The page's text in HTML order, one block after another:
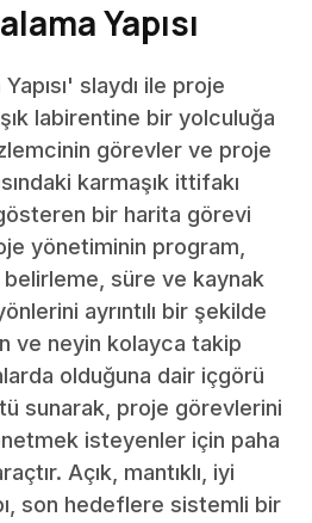
Yapısı
slaydı ile proje
labirentine bir yolculuğa
görevler ve proje
karmaşık ittifakı
bir harita görevi
yönetiminin program,
süre ve kaynak
ayrıntılı bir şekilde
ve neyin kolayca takip
olduğuna dair içgörü
sunarak, proje görevlerini
isteyenler için paha
Açık, mantıklı, iyi
son hedeflere sistemli bir